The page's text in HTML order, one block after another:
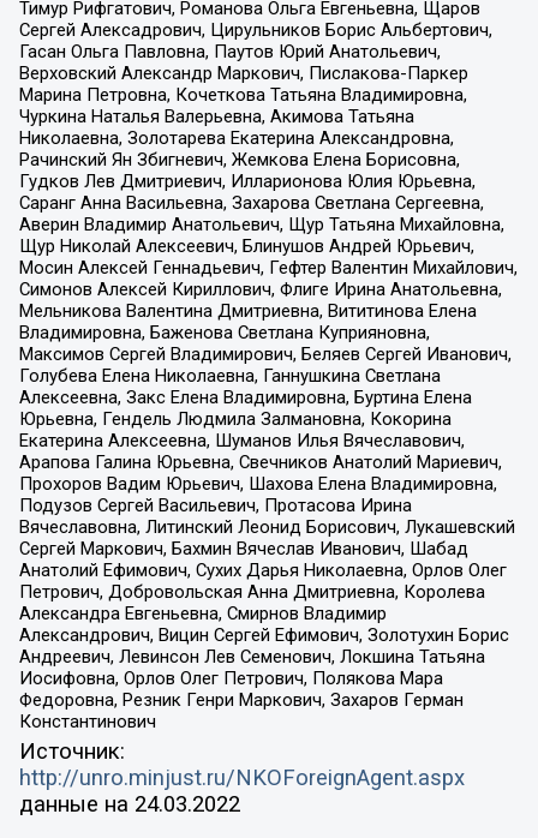
Тимур Рифгатович, Романова Ольга Евгеньевна, Щаров
Сергей Алексадрович, Цирульников Борис Альбертович,
Гасан Ольга Павловна, Паутов Юрий Анатольевич,
Верховский Александр Маркович, Пислакова-Паркер
Марина Петровна, Кочеткова Татьяна Владимировна,
Чуркина Наталья Валерьевна, Акимова Татьяна
Николаевна, Золотарева Екатерина Александровна,
Рачинский Ян Збигневич, Жемкова Елена Борисовна,
Гудков Лев Дмитриевич, Илларионова Юлия Юрьевна,
Саранг Анна Васильевна, Захарова Светлана Сергеевна,
Аверин Владимир Анатольевич, Щур Татьяна Михайловна,
Щур Николай Алексеевич, Блинушов Андрей Юрьевич,
Мосин Алексей Геннадьевич, Гефтер Валентин Михайлович,
Симонов Алексей Кириллович, Флиге Ирина Анатольевна,
Мельникова Валентина Дмитриевна, Вититинова Елена
Владимировна, Баженова Светлана Куприяновна,
Максимов Сергей Владимирович, Беляев Сергей Иванович,
Голубева Елена Николаевна, Ганнушкина Светлана
Алексеевна, Закс Елена Владимировна, Буртина Елена
Юрьевна, Гендель Людмила Залмановна, Кокорина
Екатерина Алексеевна, Шуманов Илья Вячеславович,
Арапова Галина Юрьевна, Свечников Анатолий Мариевич,
Прохоров Вадим Юрьевич, Шахова Елена Владимировна,
Подузов Сергей Васильевич, Протасова Ирина
Вячеславовна, Литинский Леонид Борисович, Лукашевский
Сергей Маркович, Бахмин Вячеслав Иванович, Шабад
Анатолий Ефимович, Сухих Дарья Николаевна, Орлов Олег
Петрович, Добровольская Анна Дмитриевна, Королева
Александра Евгеньевна, Смирнов Владимир
Александрович, Вицин Сергей Ефимович, Золотухин Борис
Андреевич, Левинсон Лев Семенович, Локшина Татьяна
Иосифовна, Орлов Олег Петрович, Полякова Мара
Федоровна, Резник Генри Маркович, Захаров Герман
Константинович
Источник:
http://unro.minjust.ru/NKOForeignAgent.aspx
данные на 24.03.2022